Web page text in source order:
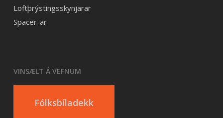
Loftþrýstingsskynjarar
Spacer-ar
VINSÆLT Á VEFNUM
Fólksbíladekk